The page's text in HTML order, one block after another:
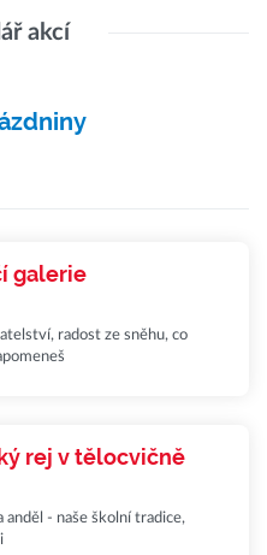
akcí
galerie
radost ze sněhu, co
rej v tělocvičně
anděl - naše školní tradice,